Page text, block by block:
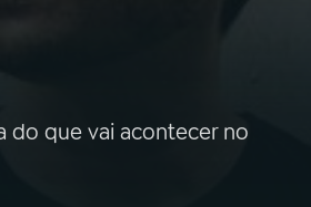
do que vai acontecer no